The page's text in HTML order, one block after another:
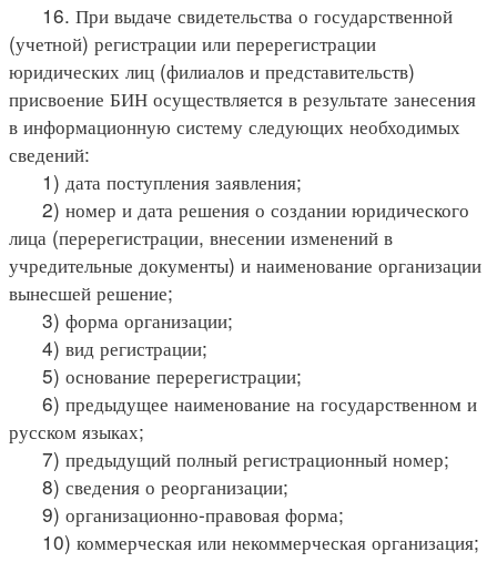
16. При выдаче свидетельства о государственной
(учетной) регистрации или перерегистрации
юридических лиц (филиалов и представительств)
присвоение БИН осуществляется в результате занесения
в информационную систему следующих необходимых
сведений:
1) дата поступления заявления;
2) номер и дата решения о создании юридического
лица (перерегистрации, внесении изменений в
учредительные документы) и наименование организации
вынесшей решение;
3) форма организации;
4) вид регистрации;
5) основание перерегистрации;
6) предыдущее наименование на государственном и
русском языках;
7) предыдущий полный регистрационный номер;
8) сведения о реорганизации;
9) организационно-правовая форма;
10) коммерческая или некоммерческая организация;